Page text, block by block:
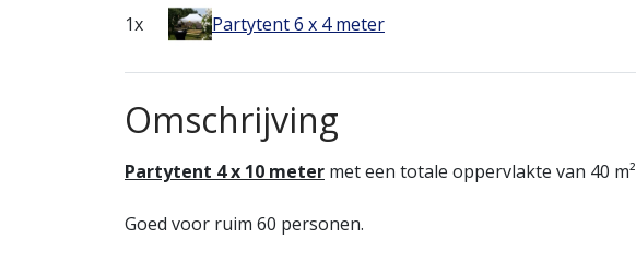
1x Partytent 6 x 4 meter
Omschrijving
Partytent 4 x 10 meter met een totale oppervlakte van 40 m²
Goed voor ruim 60 personen.